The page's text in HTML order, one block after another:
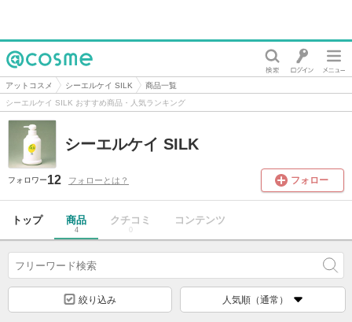
@cosme
アットコスメ シーエルケイ SILK
商品一覧
シーエルケイ SILK おすすめ商品・人気ランキング
シーエルケイ SILK
フォロワー12 フォローとは？ フォロー
トップ 商品
4
クチコミ
0
コンテンツ
絞り込み 人気順（通常）